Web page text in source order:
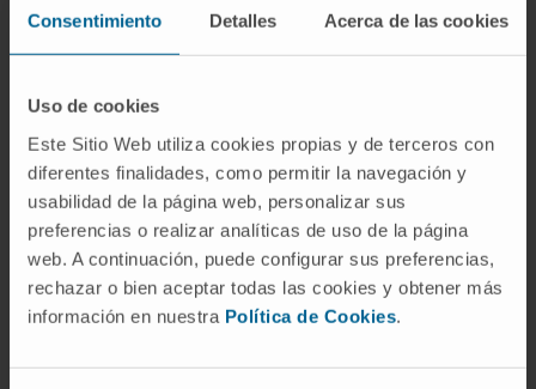
Consentimiento Detalles Acerca de las cookies
Uso de cookies
Este Sitio Web utiliza cookies propias y de terceros con
diferentes finalidades, como permitir la navegación y
usabilidad de la página web, personalizar sus
preferencias o realizar analíticas de uso de la página
web. A continuación, puede configurar sus preferencias,
rechazar o bien aceptar todas las cookies y obtener más
información en nuestra Política de Cookies.
distintas. Los mineralocorticoides
(aldosterona) regulan sodio y potasio; los
glucocorticoides (cortisol) regulan la glucosa,
producen en capas diferentes de la corteza: la
aldosterona en la zona glomerulosa, el cortisol
en la fasciculada.
¿Por qué la aldosterona excreta
potasio?